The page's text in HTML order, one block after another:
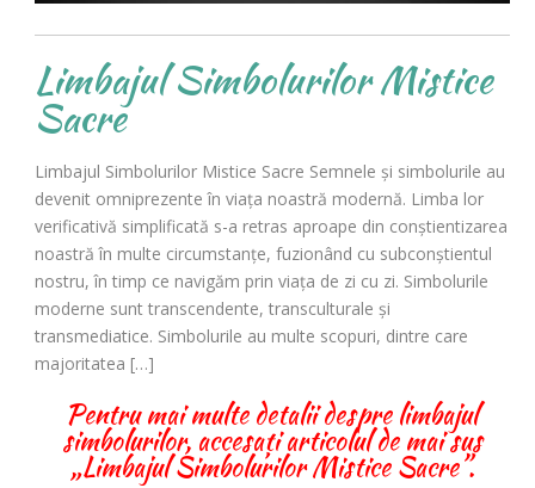
Limbajul Simbolurilor Mistice
Sacre
Limbajul Simbolurilor Mistice Sacre Semnele și simbolurile au
devenit omniprezente în viața noastră modernă. Limba lor
verificativă simplificată s-a retras aproape din conștientizarea
noastră în multe circumstanțe, fuzionând cu subconștientul
nostru, în timp ce navigăm prin viața de zi cu zi. Simbolurile
moderne sunt transcendente, transculturale și
transmediatice. Simbolurile au multe scopuri, dintre care
majoritatea […]
Pentru mai multe detalii despre limbajul
simbolurilor, accesați articolul de mai sus
„Limbajul Simbolurilor Mistice Sacre”.